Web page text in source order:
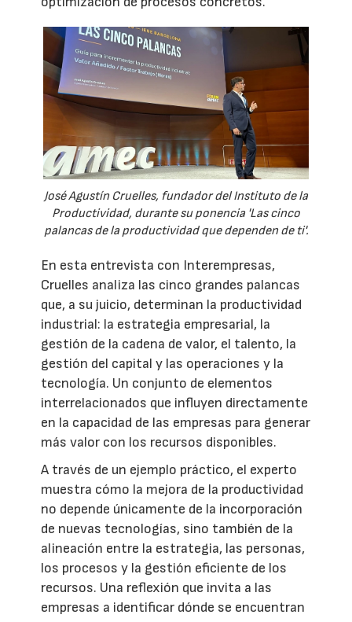
José Agustín Cruelles, fundador del Instituto de la
Productividad, durante su ponencia 'Las cinco
palancas de la productividad que dependen de ti'.
En esta entrevista con Interempresas,
Cruelles analiza las cinco grandes palancas
que, a su juicio, determinan la productividad
industrial: la estrategia empresarial, la
gestión de la cadena de valor, el talento, la
gestión del capital y las operaciones y la
tecnología. Un conjunto de elementos
interrelacionados que influyen directamente
en la capacidad de las empresas para generar
más valor con los recursos disponibles.
A través de un ejemplo práctico, el experto
muestra cómo la mejora de la productividad
no depende únicamente de la incorporación
de nuevas tecnologías, sino también de la
alineación entre la estrategia, las personas,
los procesos y la gestión eficiente de los
recursos. Una reflexión que invita a las
empresas a identificar dónde se encuentran